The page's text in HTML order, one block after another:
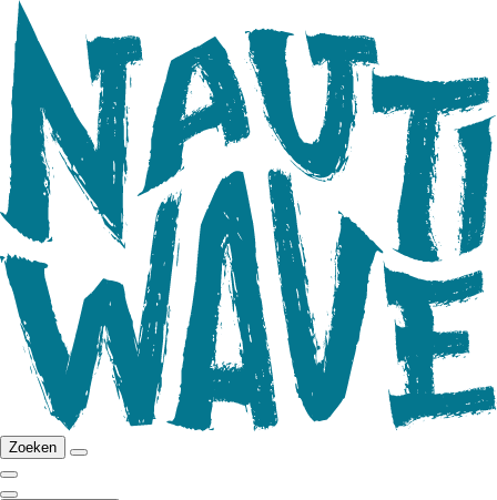
Zoeken